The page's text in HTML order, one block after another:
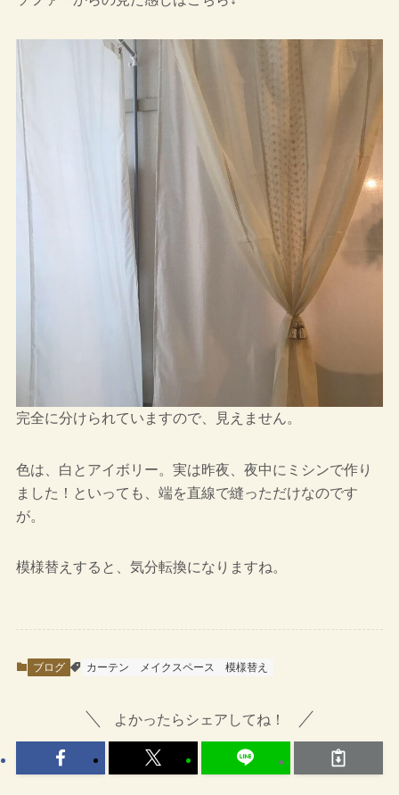
完全に分けられていますので、見えません。
色は、白とアイボリー。実は昨夜、夜中にミシンで作り
ました！といっても、端を直線で縫っただけなのです
が。
模様替えすると、気分転換になりますね。
ブログ カーテン メイクスペース 模様替え
よかったらシェアしてね！